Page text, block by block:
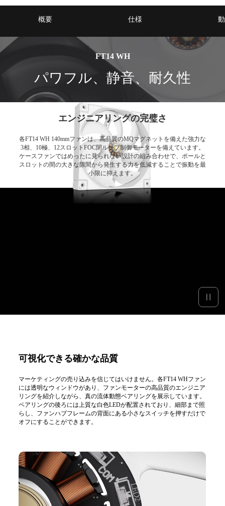
概要 仕様
FT14 WH
パワフル、静音、耐久性
エンジニアリングの完璧さ
各FT14 WH 140mmファンは、高品質のMQマグネットを備えた強力な
3相、10極、12スロットFOC閉ループ制御モーターを備えています。
ケースファンではめったに見られない設計の組み合わせで、ポールと
スロットの間の大きな隙間から発生する力を低減することで振動を最
小限に抑えます。
可視化できる確かな品質
マーケティングの売り込みを信じてはいけません。各FT14 WHファン
には透明なウィンドウがあり、ファンモーターの高品質のエンジニア
リングを紹介しながら、真の流体動態ベアリングを展示しています。
ベアリングの後ろには上質な白色LEDが配置されており、細部まで照
らし、ファンハブフレームの背面にある小さなスイッチを押すだけで
オフにすることができます。